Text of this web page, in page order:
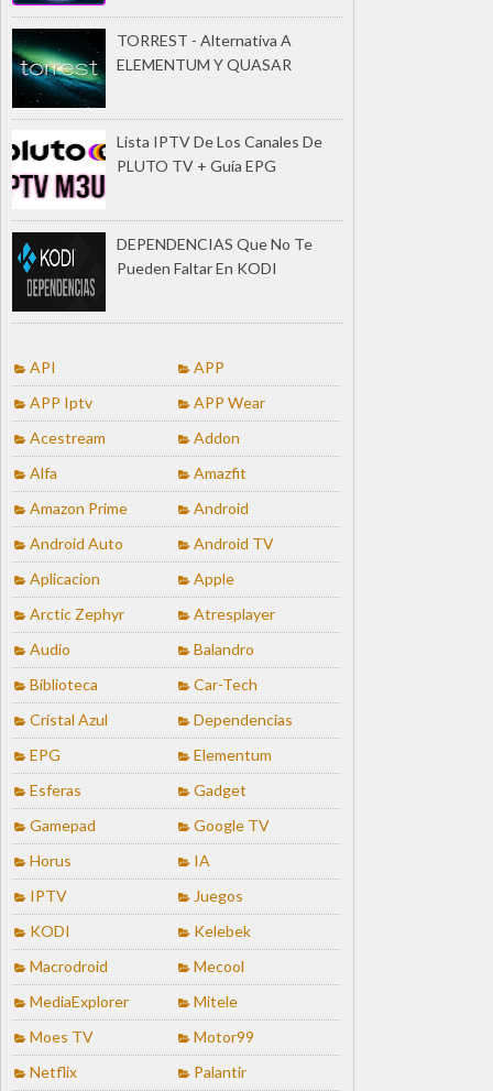
TORREST - Alternativa A
ELEMENTUM Y QUASAR
Lista IPTV De Los Canales De
PLUTO TV + Guía EPG
DEPENDENCIAS Que No Te
Pueden Faltar En KODI
API
APP
APP Iptv
APP Wear
Acestream
Addon
Alfa
Amazfit
Amazon Prime
Android
Android Auto
Android TV
Aplicacion
Apple
Arctic Zephyr
Atresplayer
Audio
Balandro
Biblioteca
Car-Tech
Cristal Azul
Dependencias
EPG
Elementum
Esferas
Gadget
Gamepad
Google TV
Horus
IA
IPTV
Juegos
KODI
Kelebek
Macrodroid
Mecool
MediaExplorer
Mitele
Moes TV
Motor99
Netflix
Palantir